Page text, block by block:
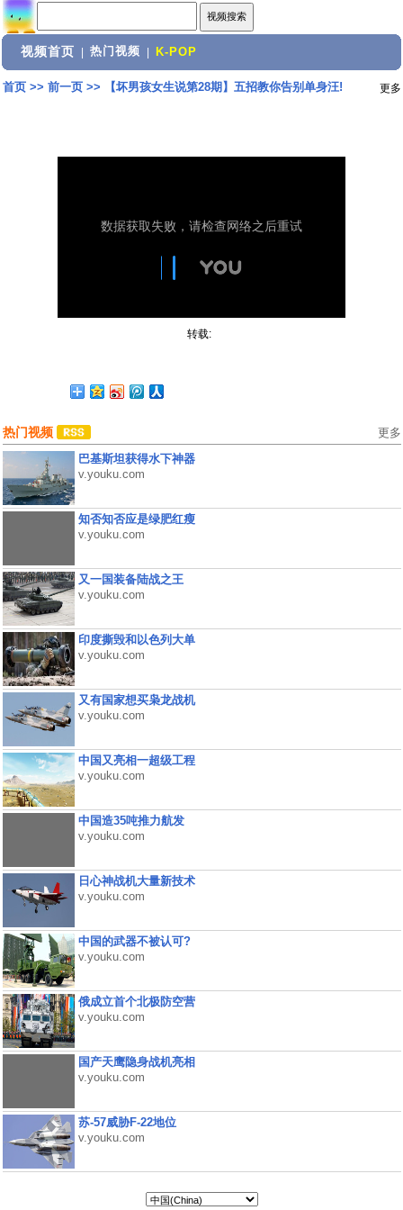
视频首页 热门视频 K-POP
首页>> 前一页>> 【坏男孩女生说第28期】五招教你告别单身汪! 更多
转载:
热门视频 更多
巴基斯坦获得水下神器
v.youku.com
知否知否应是绿肥红瘦
v.youku.com
又一国装备陆战之王
v.youku.com
印度撕毁和以色列大单
v.youku.com
又有国家想买枭龙战机
v.youku.com
中国又亮相一超级工程
v.youku.com
中国造35吨推力航发
v.youku.com
日心神战机大量新技术
v.youku.com
中国的武器不被认可?
v.youku.com
俄成立首个北极防空营
v.youku.com
国产天鹰隐身战机亮相
v.youku.com
苏-57威胁F-22地位
v.youku.com